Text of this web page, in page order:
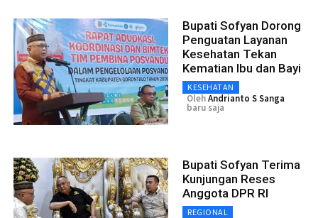
Bupati Sofyan Dorong
Penguatan Layanan
Kesehatan Tekan
Kematian Ibu dan Bayi
KESEHATAN
OlehAndrianto S Sanga
baru saja
Bupati Sofyan Terima
Kunjungan Reses
Anggota DPR RI
REGIONAL